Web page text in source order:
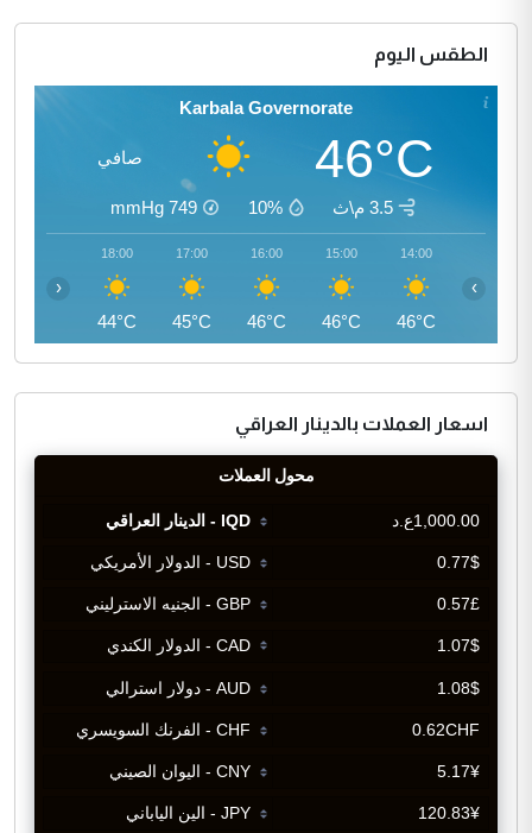
الطقس اليوم
Karbala Governorate
46°C صافي
3.5 م\ث 10%
749
mmHg
14:00
46°C
15:00
46°C
16:00
46°C
17:00
45°C
18:00
44°C
‹ ›
اسعار العملات بالدينار العراقي